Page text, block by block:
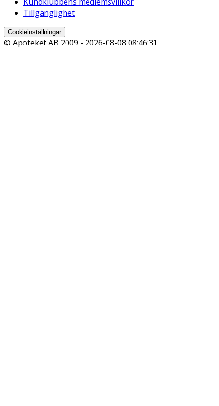
Tillgänglighet
Cookieinställningar
© Apoteket AB 2009 - 2026-08-08 08:46:31